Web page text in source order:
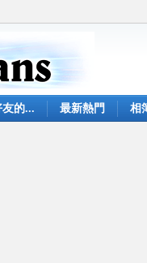
友的... 最新熱門 相